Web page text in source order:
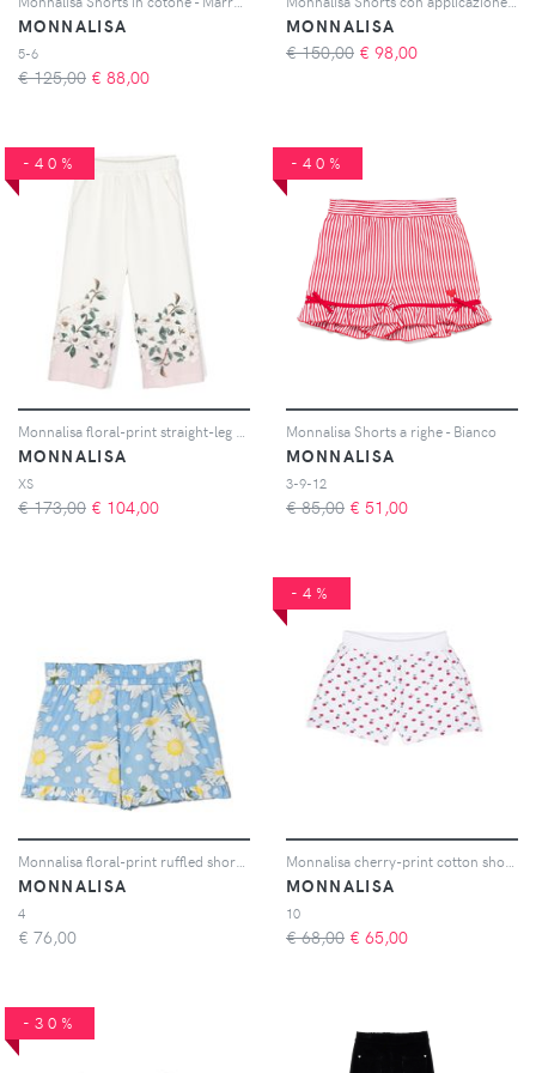
MONNALISA
5-6
€ 125,00 € 88,00
MONNALISA
€ 150,00 € 98,00
-40%
MONNALISA
XS
€ 173,00 € 104,00
-40%
Monnalisa Shorts a righe - Bianco
MONNALISA
3-9-12
€ 85,00 € 51,00
MONNALISA
4
€ 76,00
-4%
MONNALISA
10
€ 68,00 € 65,00
-30%